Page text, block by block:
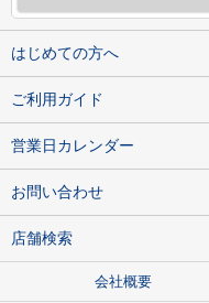
はじめての方へ
ご利用ガイド
営業日カレンダー
お問い合わせ
店舗検索
会社概要